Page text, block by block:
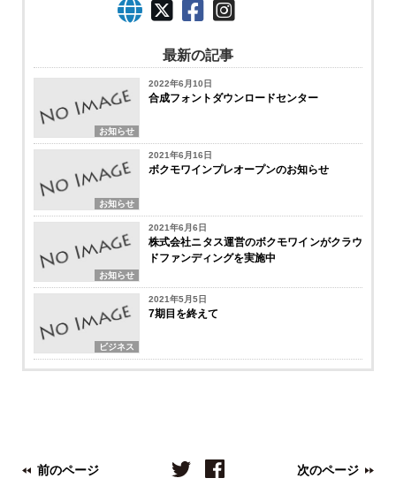
最新の記事
お知らせ
2022年6月10日
合成フォントダウンロードセンター
お知らせ
2021年6月16日
ボクモワインプレオープンのお知らせ
お知らせ
2021年6月6日
株式会社ニタス運営のボクモワインがクラウ
ドファンディングを実施中
ビジネス
2021年5月5日
7期目を終えて
前のページ 次のページ